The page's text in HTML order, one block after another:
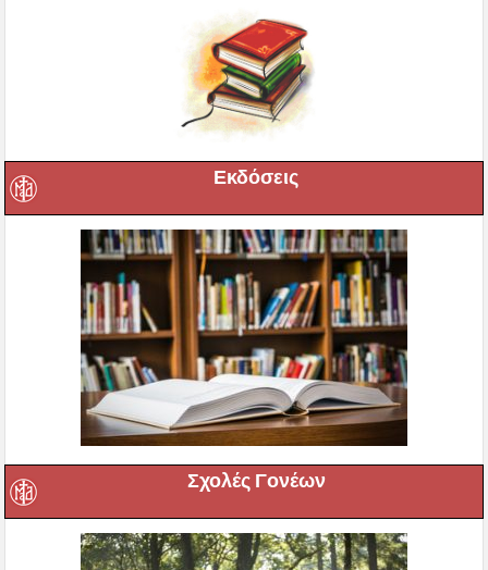
Εκδόσεις
Σχολές Γονέων